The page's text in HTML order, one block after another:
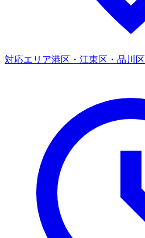
対応エリア港区・江東区・品川区